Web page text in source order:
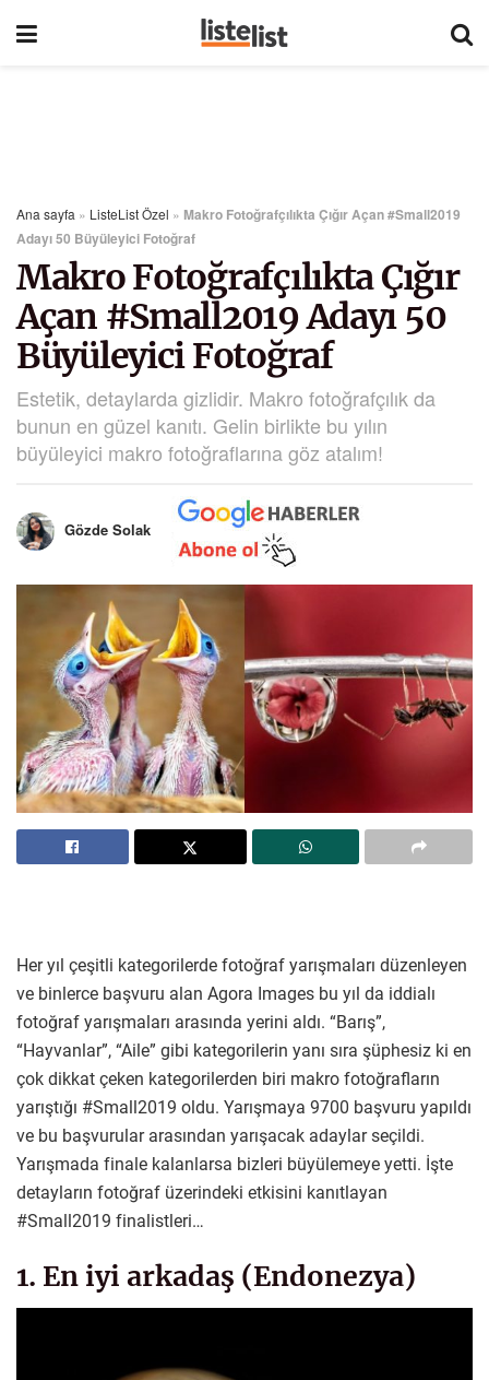
Ana sayfa » ListeList Özel » Makro Fotoğrafçılıkta Çığır Açan #Small2019
Adayı 50 Büyüleyici Fotoğraf
Makro Fotoğrafçılıkta Çığır
Açan #Small2019 Adayı 50
Büyüleyici Fotoğraf
Estetik, detaylarda gizlidir. Makro fotoğrafçılık da
bunun en güzel kanıtı. Gelin birlikte bu yılın
büyüleyici makro fotoğraflarına göz atalım!
Gözde Solak
Her yıl çeşitli kategorilerde fotoğraf yarışmaları düzenleyen
ve binlerce başvuru alan Agora Images bu yıl da iddialı
fotoğraf yarışmaları arasında yerini aldı. “Barış”,
“Hayvanlar”, “Aile” gibi kategorilerin yanı sıra şüphesiz ki en
çok dikkat çeken kategorilerden biri makro fotoğrafların
yarıştığı #Small2019 oldu. Yarışmaya 9700 başvuru yapıldı
ve bu başvurular arasından yarışacak adaylar seçildi.
Yarışmada finale kalanlarsa bizleri büyülemeye yetti. İşte
detayların fotoğraf üzerindeki etkisini kanıtlayan
#Small2019 finalistleri…
1. En iyi arkadaş (Endonezya)